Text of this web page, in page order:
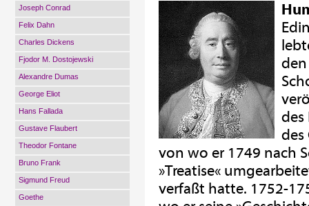
Joseph Conrad
Felix Dahn
Charles Dickens
Fjodor M. Dostojewski
Alexandre Dumas
George Eliot
Hans Fallada
Gustave Flaubert
Theodor Fontane
Bruno Frank
Sigmund Freud
Goethe
den
des
des
von wo er 1749 nach
»Treatise«
verfaßt hatte. 1752-